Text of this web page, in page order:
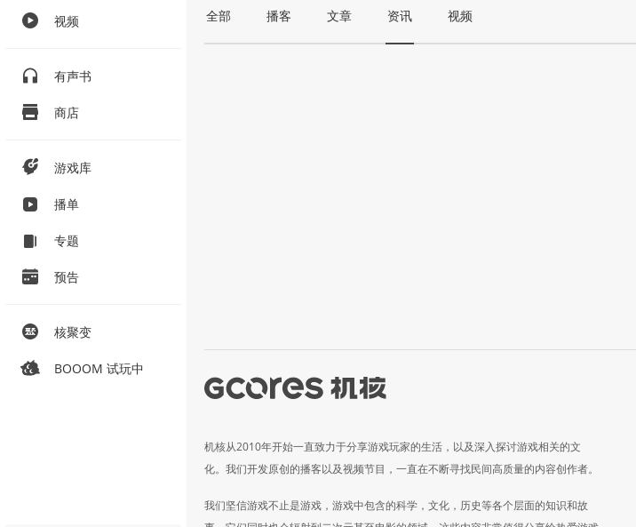
视频
有声书
商店
游戏库
播单
专题
预告
核聚变
BOOOM 试玩中
全部 播客 文章 资讯 视频
机核从2010年开始一直致力于分享游戏玩家的生活，以及深入探讨游戏相关的文
化。我们开发原创的播客以及视频节目，一直在不断寻找民间高质量的内容创作者。
我们坚信游戏不止是游戏，游戏中包含的科学，文化，历史等各个层面的知识和故